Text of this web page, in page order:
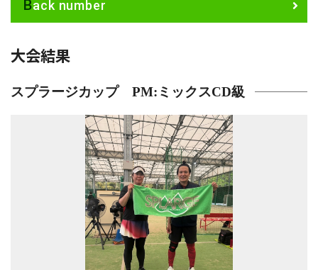
Back number
大会結果
スプラージカップ PM:ミックスCD級